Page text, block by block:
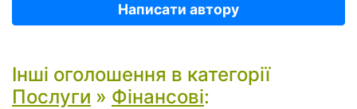
Написати автору
Інші оголошення в категорії
Послуги » Фінансові: